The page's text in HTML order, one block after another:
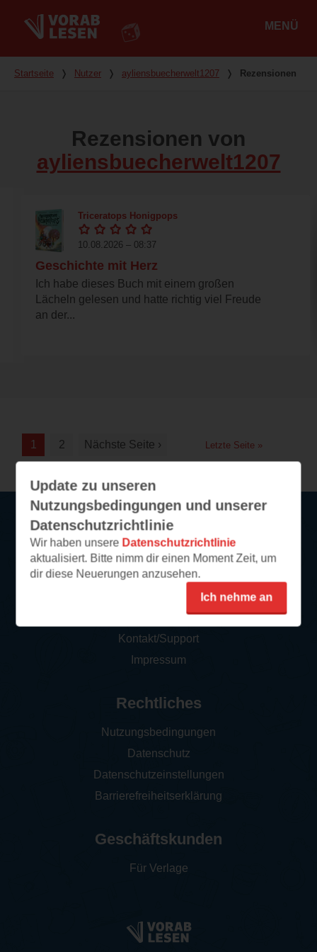
MENÜ
Du bist hier
Startseite ❭ Nutzer ❭ ayliensbuecherwelt1207 ❭ Rezensionen
Rezensionen von
ayliensbuecherwelt1207
Triceratops Honigpops
10.08.2026 – 08:37
Geschichte mit Herz
Ich habe dieses Buch mit einem großen
Lächeln gelesen und hatte richtig viel Freude
an der...
1 2 Nächste Seite › Letzte Seite »
Update zu unseren
Nutzungsbedingungen und unserer
Datenschutzrichtlinie
Wir haben unsere Datenschutzrichtlinie
aktualisiert. Bitte nimm dir einen Moment Zeit, um
dir diese Neuerungen anzusehen.
Ich nehme an
Service
So funktioniert‘s
Newsletter abonnieren
Kontakt/Support
Impressum
Rechtliches
Nutzungsbedingungen
Datenschutz
Datenschutzeinstellungen
Barrierefreiheitserklärung
Geschäftskunden
Für Verlage